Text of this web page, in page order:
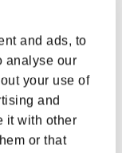
and ads, to
analyse our
your use of
and
it with other
or that